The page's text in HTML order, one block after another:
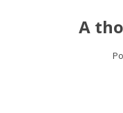
A